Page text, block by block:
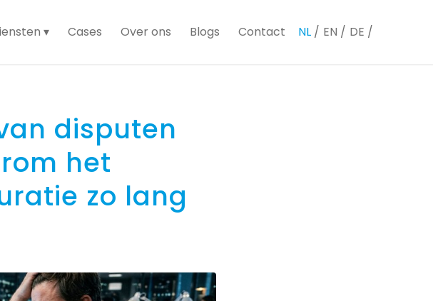
Cases Over ons Blogs Contact NL EN DE
disputen
het
zo lang